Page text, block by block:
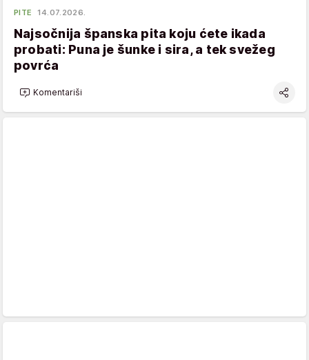
PITE 14.07.2026.
Najsočnija španska pita koju ćete ikada
probati: Puna je šunke i sira, a tek svežeg
povrća
Komentariši